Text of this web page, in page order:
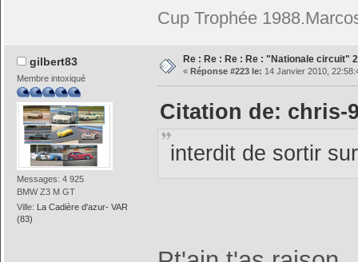
Cup Trophée
gilbert83
Membre intoxiqué
Messages: 4 925
BMW Z3 M GT
Ville: La Cadière d'azur- VAR
(83)
Re : Re : Re : Re : "Nationale circuit"
« Réponse #223 le: 14 Janvier 2010,
Citation de: chris-
interdit de sortir